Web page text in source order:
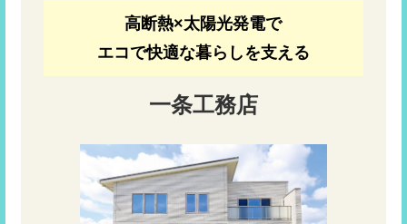
高断熱×太陽光発電で
エコで快適な暮らしを支える
一条工務店